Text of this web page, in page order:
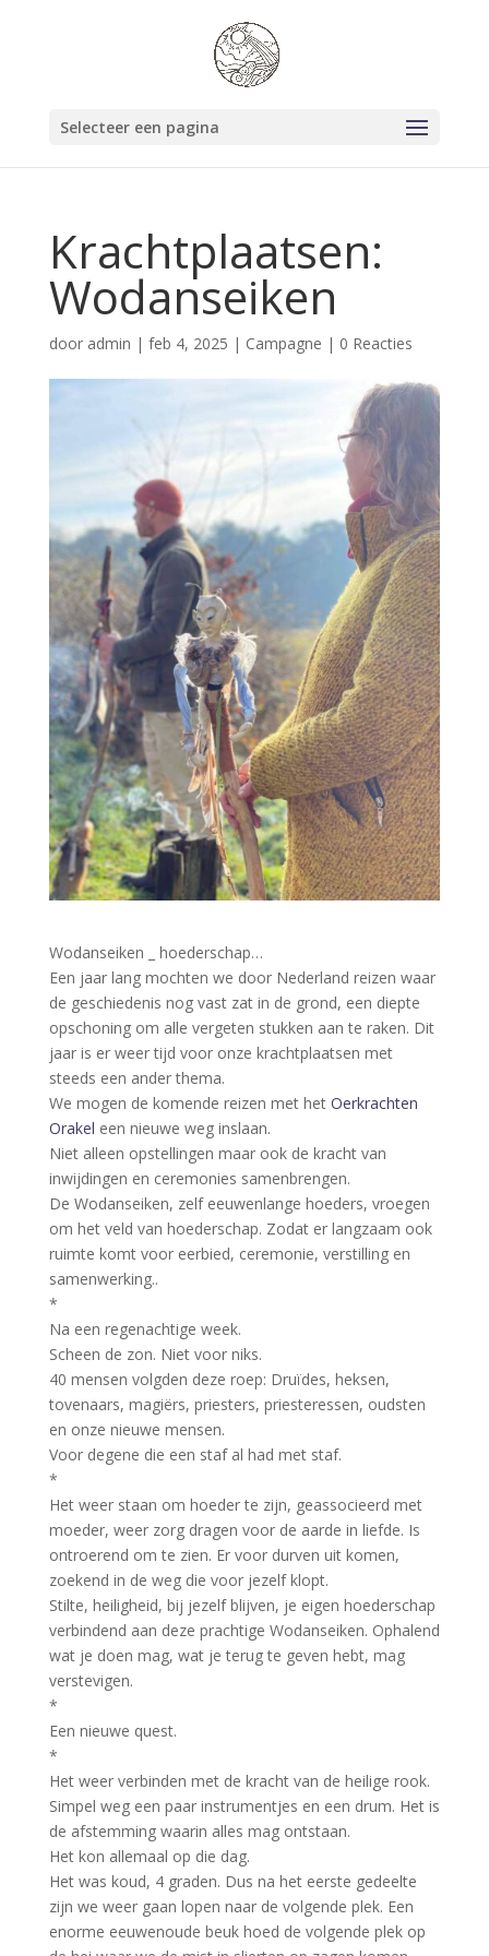
Selecteer een pagina
Krachtplaatsen:
Wodanseiken
door admin | feb 4, 2025 | Campagne | 0 Reacties
Wodanseiken _ hoederschap…
Een jaar lang mochten we door Nederland reizen waar
de geschiedenis nog vast zat in de grond, een diepte
opschoning om alle vergeten stukken aan te raken. Dit
jaar is er weer tijd voor onze krachtplaatsen met
steeds een ander thema.
We mogen de komende reizen met het Oerkrachten
Orakel een nieuwe weg inslaan.
Niet alleen opstellingen maar ook de kracht van
inwijdingen en ceremonies samenbrengen.
De Wodanseiken, zelf eeuwenlange hoeders, vroegen
om het veld van hoederschap. Zodat er langzaam ook
ruimte komt voor eerbied, ceremonie, verstilling en
samenwerking..
*
Na een regenachtige week.
Scheen de zon. Niet voor niks.
40 mensen volgden deze roep: Druïdes, heksen,
tovenaars, magiërs, priesters, priesteressen, oudsten
en onze nieuwe mensen.
Voor degene die een staf al had met staf.
*
Het weer staan om hoeder te zijn, geassocieerd met
moeder, weer zorg dragen voor de aarde in liefde. Is
ontroerend om te zien. Er voor durven uit komen,
zoekend in de weg die voor jezelf klopt.
Stilte, heiligheid, bij jezelf blijven, je eigen hoederschap
verbindend aan deze prachtige Wodanseiken. Ophalend
wat je doen mag, wat je terug te geven hebt, mag
verstevigen.
*
Een nieuwe quest.
*
Het weer verbinden met de kracht van de heilige rook.
Simpel weg een paar instrumentjes en een drum. Het is
de afstemming waarin alles mag ontstaan.
Het kon allemaal op die dag.
Het was koud, 4 graden. Dus na het eerste gedeelte
zijn we weer gaan lopen naar de volgende plek. Een
enorme eeuwenoude beuk hoed de volgende plek op